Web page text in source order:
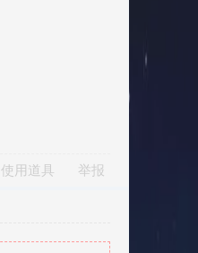
使用道具 举报